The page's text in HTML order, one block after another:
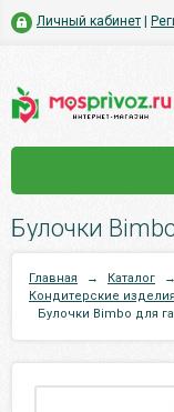
Личный кабинет
Главная → Каталог →
Кондитерские
Булочки Bimbo для